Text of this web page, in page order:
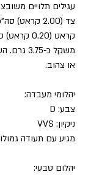
קראט (0.20 קראט) סה"כ.
או צהוב.
יהלומי מעבדה:
צבע: D
ניקיון: VVS
מגיע עם תעודה
יהלום טבעי: